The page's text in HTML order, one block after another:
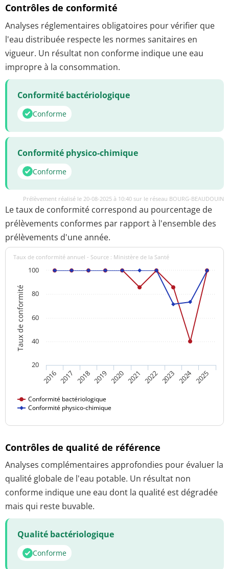
Contrôles de conformité
Analyses réglementaires obligatoires pour vérifier que
l'eau distribuée respecte les normes sanitaires en
vigueur. Un résultat non conforme indique une eau
impropre à la consommation.
Conformité bactériologique
Conforme
Conformité physico-chimique
Conforme
Prélèvement réalisé le 20-08-2025 à 10:40 sur le réseau BOURG-BEAUDOUIN
Le taux de conformité correspond au pourcentage de
prélèvements conformes par rapport à l'ensemble des
prélèvements d'une année.
Taux de conformité
Taux de conformité annuel - Source : Ministère de la Santé
Conformité bactériologique
Conformité physico-chimique
2016 2017 2018 2019 2020 2021 2022 2023 2024 2025
20
40
60
80
100
Contrôles de qualité de référence
Analyses complémentaires approfondies pour évaluer la
qualité globale de l'eau potable. Un résultat non
conforme indique une eau dont la qualité est dégradée
mais qui reste buvable.
Qualité bactériologique
Conforme